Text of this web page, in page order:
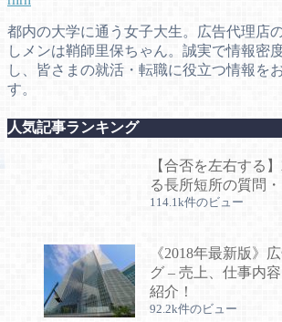
都内の大学に通う女子大生。広告代理店
しメンは鞘師里保ちゃん。誠実で情報密
し、皆さまの就活・転職に役立つ情報を
す。
人気記事ランキング
【合否を左右する
る長所短所の質問
114.1k件のビュー
《2018年最新版》
グ – 売上、仕事内
紹介！
92.2k件のビュー